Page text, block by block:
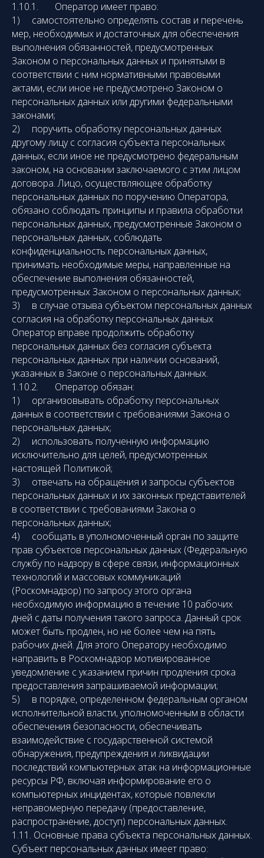
1.10.1. Оператор имеет право:
1) самостоятельно определять состав и перечень
мер, необходимых и достаточных для обеспечения
выполнения обязанностей, предусмотренных
Законом о персональных данных и принятыми в
соответствии с ним нормативными правовыми
актами, если иное не предусмотрено Законом о
персональных данных или другими федеральными
законами;
2) поручить обработку персональных данных
другому лицу с согласия субъекта персональных
данных, если иное не предусмотрено федеральным
законом, на основании заключаемого с этим лицом
договора. Лицо, осуществляющее обработку
персональных данных по поручению Оператора,
обязано соблюдать принципы и правила обработки
персональных данных, предусмотренные Законом о
персональных данных, соблюдать
конфиденциальность персональных данных,
принимать необходимые меры, направленные на
обеспечение выполнения обязанностей,
предусмотренных Законом о персональных данных;
3) в случае отзыва субъектом персональных данных
согласия на обработку персональных данных
Оператор вправе продолжить обработку
персональных данных без согласия субъекта
персональных данных при наличии оснований,
указанных в Законе о персональных данных.
1.10.2. Оператор обязан:
1) организовывать обработку персональных
данных в соответствии с требованиями Закона о
персональных данных;
2) использовать полученную информацию
исключительно для целей, предусмотренных
настоящей Политикой;
3) отвечать на обращения и запросы субъектов
персональных данных и их законных представителей
в соответствии с требованиями Закона о
персональных данных;
4) сообщать в уполномоченный орган по защите
прав субъектов персональных данных (Федеральную
службу по надзору в сфере связи, информационных
технологий и массовых коммуникаций
(Роскомнадзор) по запросу этого органа
необходимую информацию в течение 10 рабочих
дней с даты получения такого запроса. Данный срок
может быть продлен, но не более чем на пять
рабочих дней. Для этого Оператору необходимо
направить в Роскомнадзор мотивированное
уведомление с указанием причин продления срока
предоставления запрашиваемой информации;
5) в порядке, определенном федеральным органом
исполнительной власти, уполномоченным в области
обеспечения безопасности, обеспечивать
взаимодействие с государственной системой
обнаружения, предупреждения и ликвидации
последствий компьютерных атак на информационные
ресурсы РФ, включая информирование его о
компьютерных инцидентах, которые повлекли
неправомерную передачу (предоставление,
распространение, доступ) персональных данных.
1.11. Основные права субъекта персональных данных.
Субъект персональных данных имеет право: